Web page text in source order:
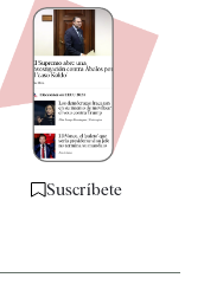
Suscríbete